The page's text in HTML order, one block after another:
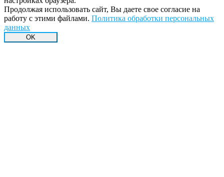
Продолжая использовать сайт, Вы даете свое согласие на
работу с этими файлами. Политика обработки персональных
данных
OK